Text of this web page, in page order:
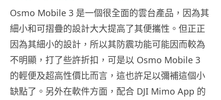
Osmo Mobile 3 是一個很全面的雲台產品，因為其
細小和可摺疊的設計大大提高了其便攜性。但正正
因為其細小的設計，所以其防震功能可能因而較為
不明顯，打了些許折扣，可是以 Osmo Mobile 3
的輕便及超高性價比而言，這也許足以彌補這個小
缺點了。另外在軟件方面，配合 DJI Mimo App 的